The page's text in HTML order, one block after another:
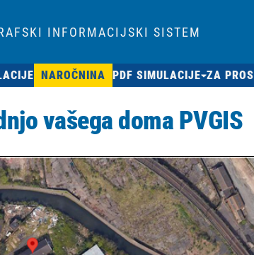
INFORMACIJSKI SISTEM
NAROČNINA PDF SIMULACIJE ZA PROS
vašega doma PVGIS